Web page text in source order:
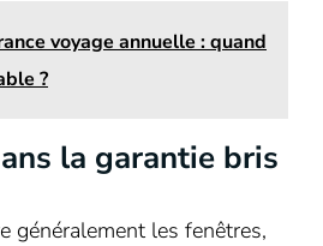
voyage annuelle : quand
?
la garantie bris
généralement les fenêtres,